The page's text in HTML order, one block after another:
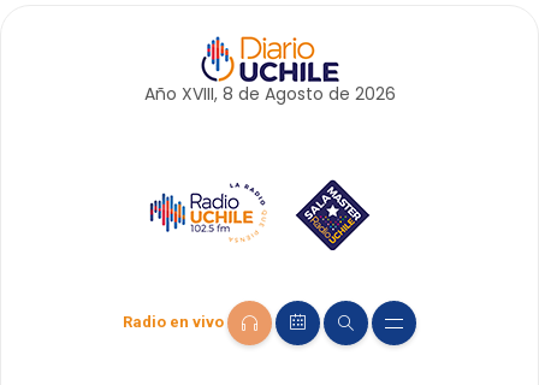
Año XVIII, 8 de Agosto de 2026
Radio en vivo